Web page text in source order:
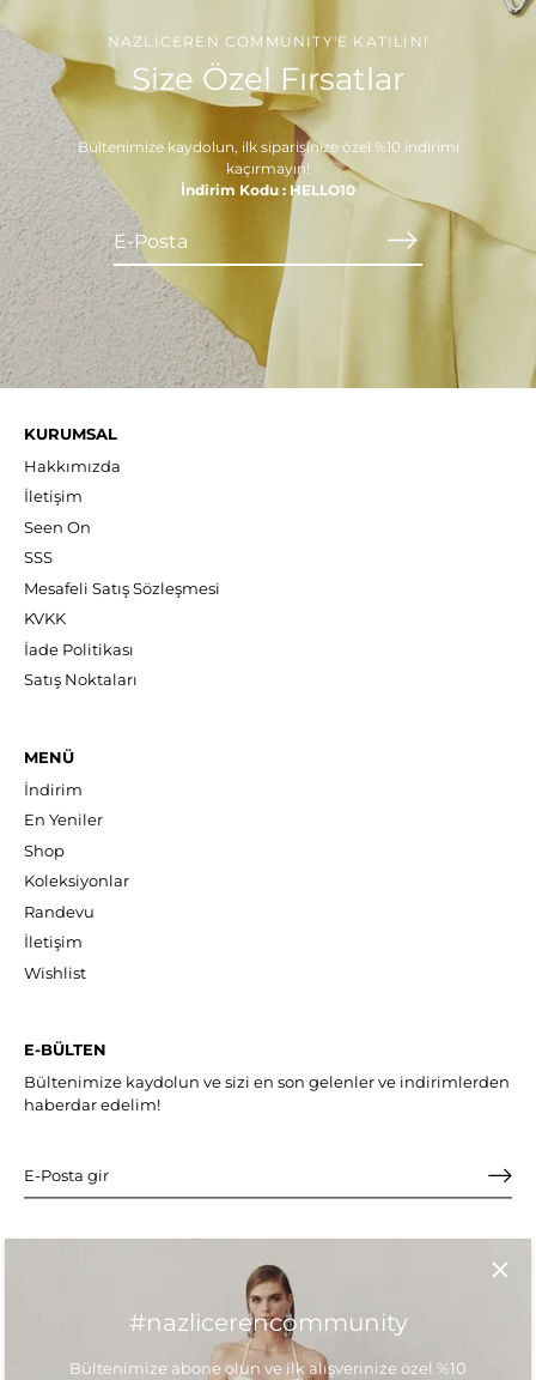
NAZLICEREN COMMUNITY'E KATILIN!
Size Özel Fırsatlar
Bültenimize kaydolun, ilk siparişinize özel %10 indirimi
kaçırmayın!
İndirim Kodu : HELLO10
#nazlicerencommunity
Bültenimize abone olun ve ilk alışverinize özel %10
KURUMSAL
Hakkımızda
İletişim
Seen On
SSS
Mesafeli Satış Sözleşmesi
KVKK
İade Politikası
Satış Noktaları
MENÜ
İndirim
En Yeniler
Shop
Koleksiyonlar
Randevu
İletişim
Wishlist
E-BÜLTEN
Bültenimize kaydolun ve sizi en son gelenler ve indirimlerden
haberdar edelim!